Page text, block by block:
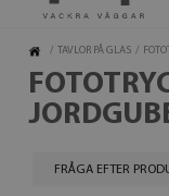
/ TAVLOR PÅ GLAS /
FRÅGA EFTER